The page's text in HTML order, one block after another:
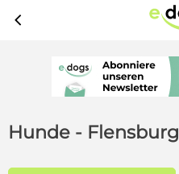
c
Hunde - Flensburg